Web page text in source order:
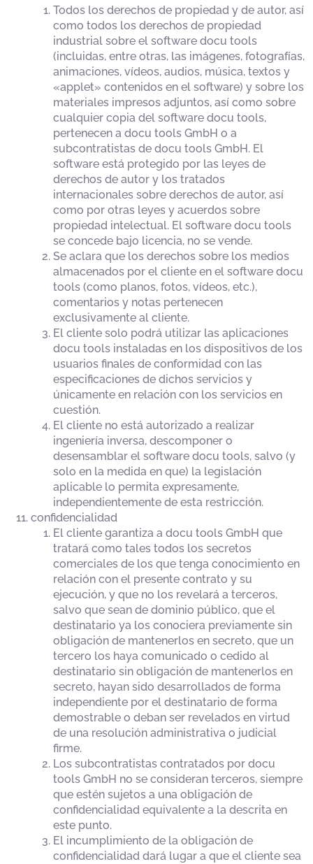
Todos los derechos de propiedad y de autor, así
como todos los derechos de propiedad
industrial sobre el software docu tools
(incluidas, entre otras, las imágenes, fotografías,
animaciones, vídeos, audios, música, textos y
«applet» contenidos en el software) y sobre los
materiales impresos adjuntos, así como sobre
cualquier copia del software docu tools,
pertenecen a docu tools GmbH o a
subcontratistas de docu tools GmbH. El
software está protegido por las leyes de
derechos de autor y los tratados
internacionales sobre derechos de autor, así
como por otras leyes y acuerdos sobre
propiedad intelectual. El software docu tools
se concede bajo licencia, no se vende.
Se aclara que los derechos sobre los medios
almacenados por el cliente en el software docu
tools (como planos, fotos, vídeos, etc.),
comentarios y notas pertenecen
exclusivamente al cliente.
El cliente solo podrá utilizar las aplicaciones
docu tools instaladas en los dispositivos de los
usuarios finales de conformidad con las
especificaciones de dichos servicios y
únicamente en relación con los servicios en
cuestión.
El cliente no está autorizado a realizar
ingeniería inversa, descomponer o
desensamblar el software docu tools, salvo (y
solo en la medida en que) la legislación
aplicable lo permita expresamente,
independientemente de esta restricción.
confidencialidad
El cliente garantiza a docu tools GmbH que
tratará como tales todos los secretos
comerciales de los que tenga conocimiento en
relación con el presente contrato y su
ejecución, y que no los revelará a terceros,
salvo que sean de dominio público, que el
destinatario ya los conociera previamente sin
obligación de mantenerlos en secreto, que un
tercero los haya comunicado o cedido al
destinatario sin obligación de mantenerlos en
secreto, hayan sido desarrollados de forma
independiente por el destinatario de forma
demostrable o deban ser revelados en virtud
de una resolución administrativa o judicial
firme.
Los subcontratistas contratados por docu
tools GmbH no se consideran terceros, siempre
que estén sujetos a una obligación de
confidencialidad equivalente a la descrita en
este punto.
El incumplimiento de la obligación de
confidencialidad dará lugar a que el cliente sea